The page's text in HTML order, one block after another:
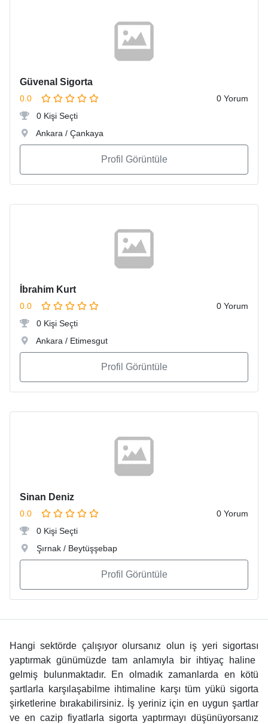
Güvenal Sigorta
0.0
0 Yorum
0 Kişi Seçti
Ankara / Çankaya
Profil Görüntüle
İbrahim Kurt
0.0
0 Yorum
0 Kişi Seçti
Ankara / Etimesgut
Profil Görüntüle
Sinan Deniz
0.0
0 Yorum
0 Kişi Seçti
Şırnak / Beytüşşebap
Profil Görüntüle
Hangi sektörde çalışıyor olursanız olun iş yeri sigortası
yaptırmak günümüzde tam anlamıyla bir ihtiyaç haline
gelmiş bulunmaktadır. En olmadık zamanlarda en kötü
şartlarla karşılaşabilme ihtimaline karşı tüm yükü sigorta
şirketlerine bırakabilirsiniz. İş yeriniz için en uygun şartlar
ve en cazip fiyatlarla sigorta yaptırmayı düşünüyorsanız